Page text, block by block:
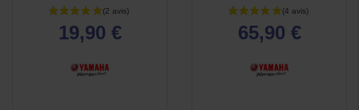
19,90 € 65,90 €